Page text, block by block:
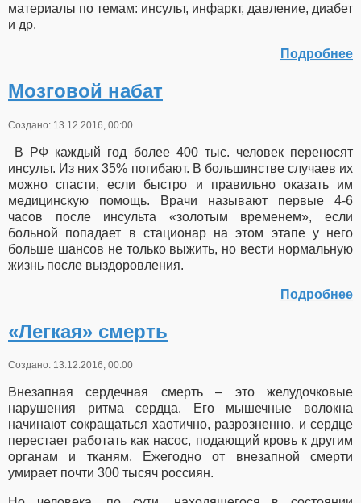
материалы по темам: инсульт, инфаркт, давление, диабет
и др.
Подробнее
Мозговой набат
Создано: 13.12.2016, 00:00
В РФ каждый год более 400 тыс. человек переносят
инсульт. Из них 35% погибают. В большинстве случаев их
можно спасти, если быстро и правильно оказать им
медицинскую помощь. Врачи называют первые 4-6
часов после инсульта «золотым временем», если
больной попадает в стационар на этом этапе у него
больше шансов не только выжить, но вести нормальную
жизнь после выздоровления.
Подробнее
«Легкая» смерть
Создано: 13.12.2016, 00:00
Внезапная сердечная смерть – это желудочковые
нарушения ритма сердца. Его мышечные волокна
начинают сокращаться хаотично, разрозненно, и сердце
перестает работать как насос, подающий кровь к другим
органам и тканям. Ежегодно от внезапной смерти
умирает почти 300 тысяч россиян.